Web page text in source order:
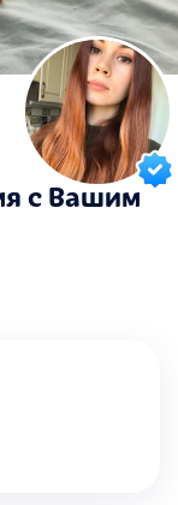
с Вашим